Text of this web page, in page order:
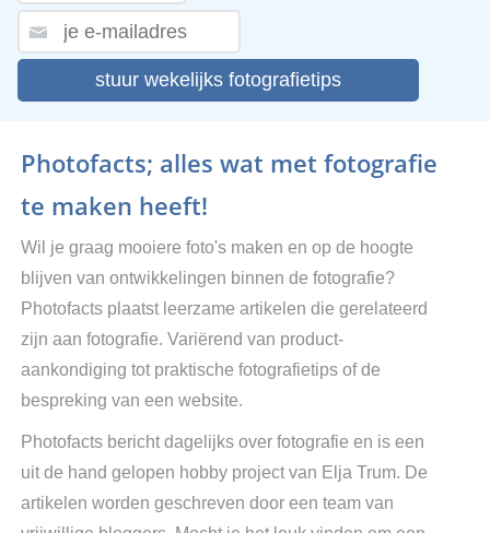
stuur wekelijks fotografietips
Photofacts; alles wat met fotografie
te maken heeft!
Wil je graag mooiere foto's maken en op de hoogte
blijven van ontwikkelingen binnen de fotografie?
Photofacts plaatst leerzame artikelen die gerelateerd
zijn aan fotografie. Variërend van product-
aankondiging tot praktische fotografietips of de
bespreking van een website.
Photofacts bericht dagelijks over fotografie en is een
uit de hand gelopen hobby project van Elja Trum. De
artikelen worden geschreven door een team van